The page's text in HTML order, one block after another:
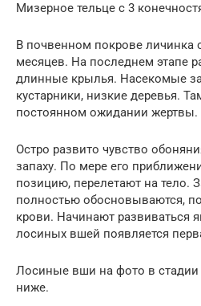
Мизерное тельце с 3
В почвенном покрове личинка
месяцев. На последнем этапе
длинные крылья. Насекомые
кустарники, низкие деревья.
постоянном ожидании жертвы.
Остро развито чувство
запаху. По мере его
позицию, перелетают на тело.
полностью обосновываются,
крови. Начинают развиваться
лосиных вшей появляется
Лосиные вши на фото в
ниже.